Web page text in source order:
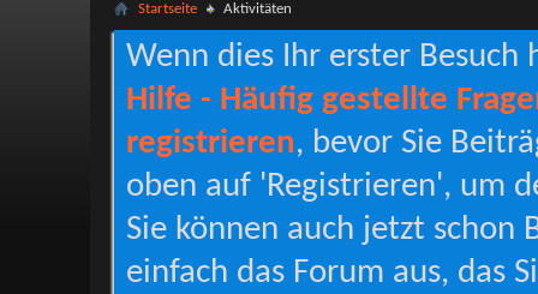
Startseite Aktivitäten
Wenn dies Ihr erster Besuch
Hilfe - Häufig gestellte
registrieren, bevor Sie
oben auf 'Registrieren', um
Sie können auch jetzt schon
einfach das Forum aus, das